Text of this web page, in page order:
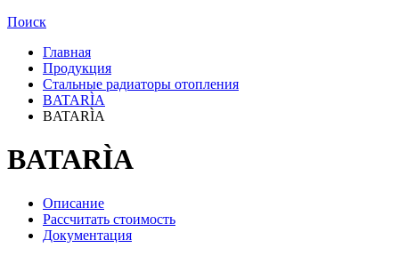
Поиск
Главная
Продукция
Стальные радиаторы отопления
BATARÌA
BATARÌA
BATARÌA
Описание
Рассчитать стоимость
Документация